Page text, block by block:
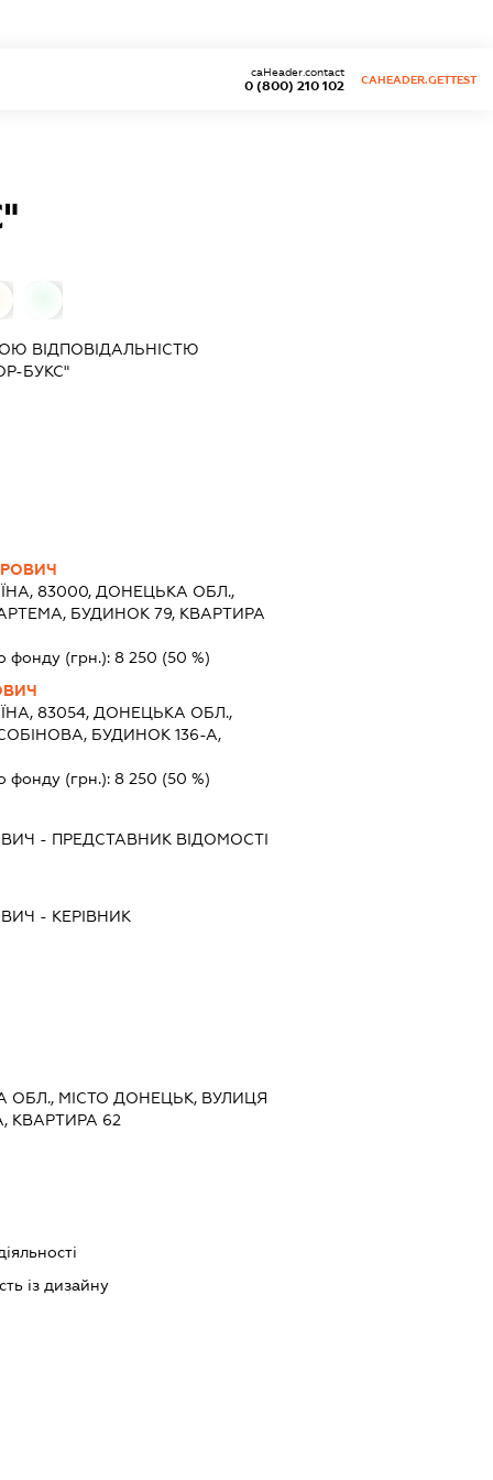
0 (800) 210 102
caHeader.contact
CAHEADER.GETTEST
ВІДПОВІДАЛЬНІСТЮ
БУКС"
83000, ДОНЕЦЬКА ОБЛ.,
БУДИНОК 79, КВАРТИРА
фонду (грн.): 8 250 (50 %)
83054, ДОНЕЦЬКА ОБЛ.,
БУДИНОК 136-А,
фонду (грн.): 8 250 (50 %)
- ПРЕДСТАВНИК ВІДОМОСТІ
- КЕРІВНИК
ОБЛ., МІСТО ДОНЕЦЬК, ВУЛИЦЯ
КВАРТИРА 62
із дизайну